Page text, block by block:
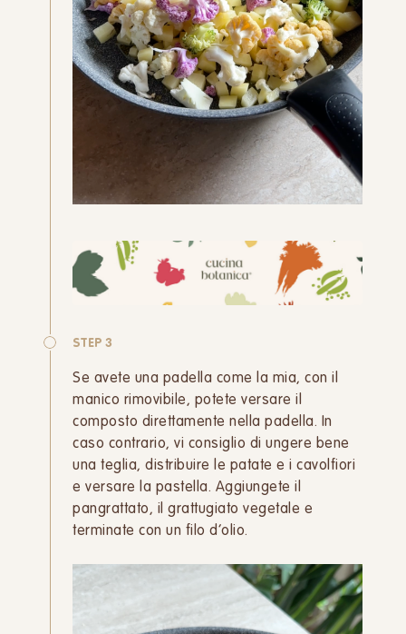
STEP 3
Se avete una padella come la mia, con il
manico rimovibile, potete versare il
composto direttamente nella padella. In
caso contrario, vi consiglio di ungere bene
una teglia, distribuire le patate e i cavolfiori
e versare la pastella. Aggiungete il
pangrattato, il grattugiato vegetale e
terminate con un filo d’olio.